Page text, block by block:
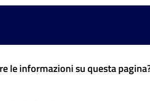
le informazioni su questa